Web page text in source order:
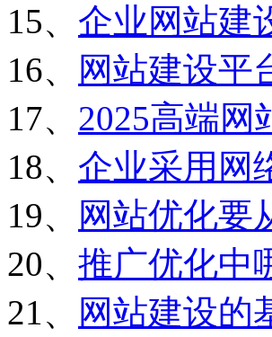
15、 企业网站建
16、
网站建设平
17、 2025高端网
18、 企业采用网
19、
网站优化要
20、 推广优化中
21、
网站建设的